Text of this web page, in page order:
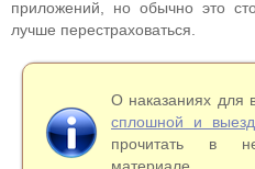
приложений, но обычно это
лучше перестраховаться.
О наказаниях для
сплошной и
прочитать в